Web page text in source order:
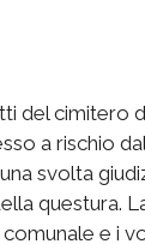
del cimitero
a rischio
svolta
questura.
e i